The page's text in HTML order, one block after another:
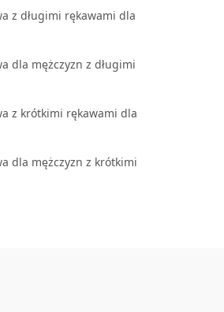
z długimi rękawami dla
dla mężczyzn z długimi
z krótkimi rękawami dla
dla mężczyzn z krótkimi